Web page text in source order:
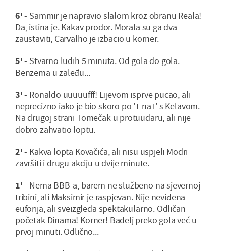
6'- Sammir je napravio slalom kroz obranu Reala!
Da, istina je. Kakav prodor. Morala su ga dva
zaustaviti, Carvalho je izbacio u korner.
5'- Stvarno ludih 5 minuta. Od gola do gola.
Benzema u zaleđu...
3'- Ronaldo uuuuufff! Lijevom isprve pucao, ali
neprecizno iako je bio skoro po '1 na1' s Kelavom.
Na drugoj strani Tomečak u protuudaru, ali nije
dobro zahvatio loptu.
2'- Kakva lopta Kovačića, ali nisu uspjeli Modri
završiti i drugu akciju u dvije minute.
1'- Nema BBB-a, barem ne službeno na sjevernoj
tribini, ali Maksimir je raspjevan. Nije neviđena
euforija, ali sveizgleda spektakularno. Odličan
početak Dinama! Korner! Badelj preko gola već u
prvoj minuti. Odlično...